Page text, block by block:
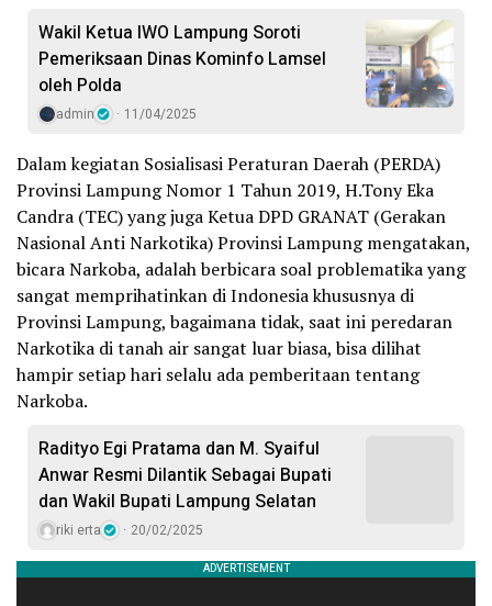
Wakil Ketua IWO Lampung Soroti
Pemeriksaan Dinas Kominfo Lamsel
oleh Polda
admin 11/04/2025
Dalam kegiatan Sosialisasi Peraturan Daerah (PERDA)
Provinsi Lampung Nomor 1 Tahun 2019, H.Tony Eka
Candra (TEC) yang juga Ketua DPD GRANAT (Gerakan
Nasional Anti Narkotika) Provinsi Lampung mengatakan,
bicara Narkoba, adalah berbicara soal problematika yang
sangat memprihatinkan di Indonesia khususnya di
Provinsi Lampung, bagaimana tidak, saat ini peredaran
Narkotika di tanah air sangat luar biasa, bisa dilihat
hampir setiap hari selalu ada pemberitaan tentang
Narkoba.
Radityo Egi Pratama dan M. Syaiful
Anwar Resmi Dilantik Sebagai Bupati
dan Wakil Bupati Lampung Selatan
riki erta 20/02/2025